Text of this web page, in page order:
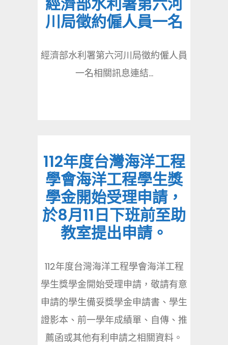
川局徵約僱人員一名
經濟部水利署第六河川局徵約僱人員
一名相關訊息連結...
112年度台灣海洋工程
學會海洋工程學生獎
學金開始受理申請，
於8月11日下班前至助
教室提出申請。
112年度台灣海洋工程學會海洋工程
學生獎學金開始受理申請，敬請有意
申請的學生備妥獎學金申請書、學生
證影本、前一學年成績單、自傳、推
薦函或其他有利申請之相關資料。